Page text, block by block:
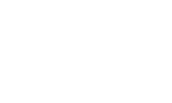
Vuelve el duelo dialéctico entre
Detienen en Málaga a un
Colombia por homicidio y transporte
Prueba final del Granada ante el